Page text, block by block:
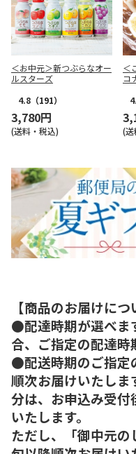
＜お中元＞新つぶらなオー
ルスターズ
4.8 （191）
3,780円
(送料・税込)
＜
コ
(送
【商品のお届けにつ
●配達時期が選べま
合、ご指定の配達時
●配送時期のご指定
順次お届けいたしま
分は、お申込み受
いたします。
ただし、「御中元